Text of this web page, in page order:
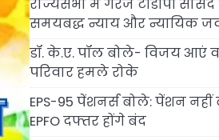
राज्यसभा में गरजे टीडीपी
समयबद्ध न्याय और न्यायिक
डॉ. के.ए. पॉल बोले- विजय आएं
परिवार हमले रोके
EPS-95 पेंशनर्स बोले: पेंशन
EPFO दफ्तर होंगे बंद